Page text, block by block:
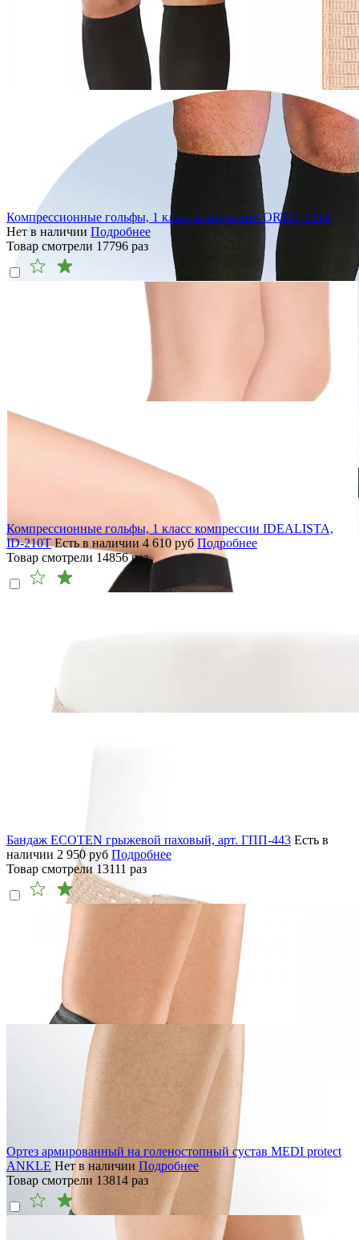
Компрессионные гольфы, 1 класс компрессии ORTO, 4314
Нет в наличии Подробнее
Товар смотрели 17796 раз
Компрессионные гольфы, 1 класс компрессии IDEALISTA,
ID-210T Есть в наличии 4 610 руб Подробнее
Товар смотрели 14856раз
Бандаж ECOTEN грыжевой паховый, арт. ГПП-443 Есть в
наличии 2 950 руб Подробнее
Товар смотрели 13111 раз
Ортез армированный на голеностопный сустав MEDI protect
ANKLE Нет в наличии Подробнее
Товар смотрели 13814 раз